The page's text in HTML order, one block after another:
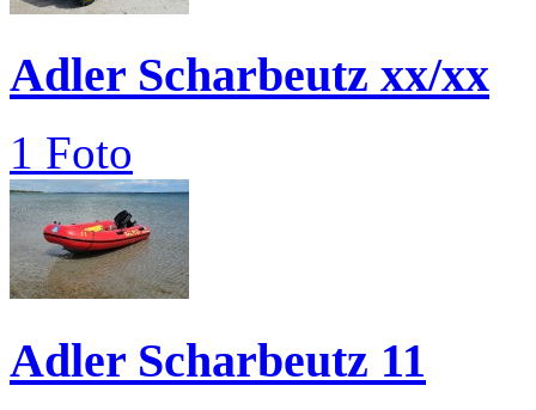
Adler Scharbeutz xx/xx
1 Foto
Adler Scharbeutz 11